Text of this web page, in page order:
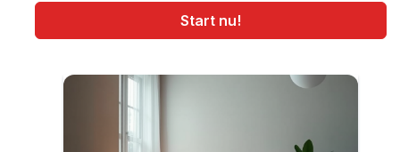
Start nu!